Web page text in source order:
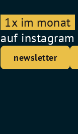
1x im monat
auf instagram
newsletter